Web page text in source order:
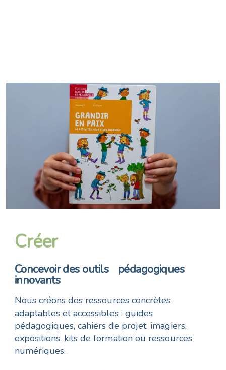
Créer
Concevoir des outils pédagogiques
innovants
Nous créons des ressources concrètes
adaptables et accessibles : guides
pédagogiques, cahiers de projet, imagiers,
expositions, kits de formation ou ressources
numériques.